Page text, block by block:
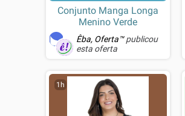
Conjunto Manga Longa
Menino Verde
Êba, Oferta™publicou
esta oferta
1h